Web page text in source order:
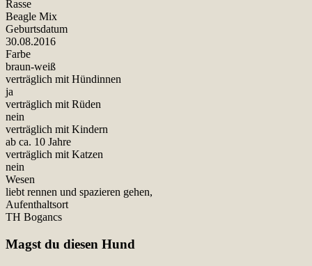
Rasse
Beagle Mix
Geburtsdatum
30.08.2016
Farbe
braun-weiß
verträglich mit Hündinnen
ja
verträglich mit Rüden
nein
verträglich mit Kindern
ab ca. 10 Jahre
verträglich mit Katzen
nein
Wesen
liebt rennen und spazieren gehen,
Aufenthaltsort
TH Bogancs
Magst du diesen Hund